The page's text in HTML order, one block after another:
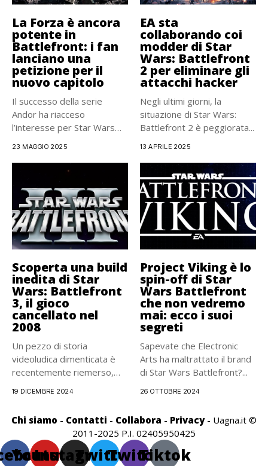
La Forza è ancora
potente in
Battlefront: i fan
lanciano una
petizione per il
nuovo capitolo
Il successo della serie
Andor ha riacceso
l’interesse per Star Wars
23 MAGGIO 2025
EA sta
collaborando coi
modder di Star
Wars: Battlefront
2 per eliminare gli
attacchi hacker
Negli ultimi giorni, la
situazione di Star Wars:
Battlefront 2 è peggiorata...
13 APRILE 2025
Scoperta una build
inedita di Star
Wars: Battlefront
3, il gioco
cancellato nel
2008
Un pezzo di storia
videoludica dimenticata è
recentemente riemerso,
19 DICEMBRE 2024
Project Viking è lo
spin-off di Star
Wars Battlefront
che non vedremo
mai: ecco i suoi
segreti
Sapevate che Electronic
Arts ha maltrattato il brand
di Star Wars Battlefront?...
26 OTTOBRE 2024
Chi siamo - Contatti - Collabora - Privacy- Uagna.it ©
2011-2025 P.I. 02405950425
Youtube
Instagram
TwitterTwitchTiktok